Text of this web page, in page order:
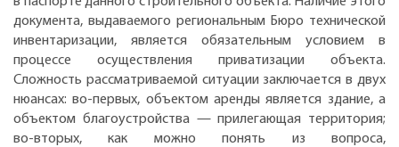
документа, выдаваемого региональным Бюро технической
инвентаризации, является обязательным условием в
процессе осуществления приватизации объекта.
Сложность рассматриваемой ситуации заключается в двух
нюансах: во-первых, объектом аренды является здание, а
объектом благоустройства — прилегающая территория;
во-вторых, как можно понять из вопроса,